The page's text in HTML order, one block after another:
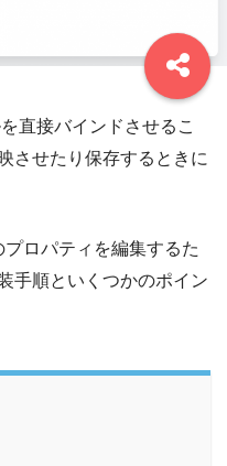
直接バインドさせるこ
させたり保存するときに
ロパティを編集するた
手順といくつかのポイン